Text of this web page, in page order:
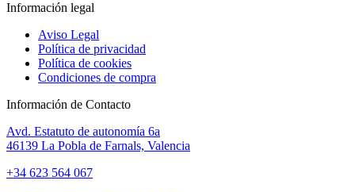
Información legal
Aviso Legal
Política de privacidad
Política de cookies
Condiciones de compra
Información de Contacto
Avd. Estatuto de autonomía 6a
46139 La Pobla de Farnals, Valencia
+34 623 564 067